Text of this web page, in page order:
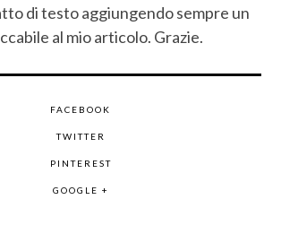
di testo aggiungendo sempre un
al mio articolo. Grazie.
FACEBOOK
TWITTER
PINTEREST
GOOGLE +